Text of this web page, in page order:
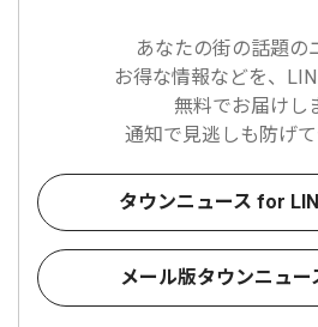
あなたの街の話題の
お得な情報などを、
無料でお届けし
通知で見逃しも防げて
タウンニュース for
メール版タウンニュー